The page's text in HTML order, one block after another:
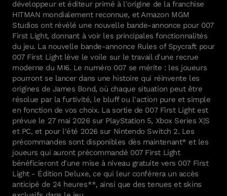
HITMAN mondialement reconnue, et Amazon MGM
Studios ont révélé une nouvelle bande-annonce pour 007
First Light, donnant à voir les principales fonctionnalités
du jeu. La nouvelle bande-annonce Rules of Spycraft pour
007 First Light lève le voile sur le travail d'une recrue
moderne du MI6. Le numéro 007 se mérite : les joueurs
pourront se lancer dans une histoire qui réinvente les
origines de James Bond, où chaque situation peut être
résolue par la furtivité, le bluff ou l'action pure et simple
en fonction de vos choix. La sortie de 007 First Light est
prévue le 27 mai 2026 sur PlayStation 5, Xbox Series X|S
et PC, et pour l'été 2026 sur Nintendo Switch 2. Les
précommandes sont disponibles dès maintenant* et les
joueurs qui auront précommandé 007 First Light
bénéficieront d'une mise à niveau gratuite vers 007 First
Light - Édition Deluxe, ce qui leur conférera un accès
anticipé de 24 heures**, ainsi que des tenues et skins
exclusifs dans le jeu.
IOI Locations
Copenhagen
Address
Gammel Mønt 4
DK-1117
E-mail
ioi@ioi.dk
Malmö